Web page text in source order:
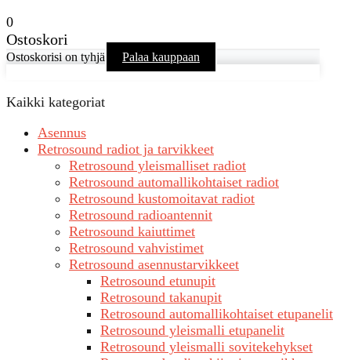
0
Ostoskori
Ostoskorisi on tyhjä Palaa kauppaan
Kaikki kategoriat
Asennus
Retrosound radiot ja tarvikkeet
Retrosound yleismalliset radiot
Retrosound automallikohtaiset radiot
Retrosound kustomoitavat radiot
Retrosound radioantennit
Retrosound kaiuttimet
Retrosound vahvistimet
Retrosound asennustarvikkeet
Retrosound etunupit
Retrosound takanupit
Retrosound automallikohtaiset etupanelit
Retrosound yleismalli etupanelit
Retrosound yleismalli sovitekehykset